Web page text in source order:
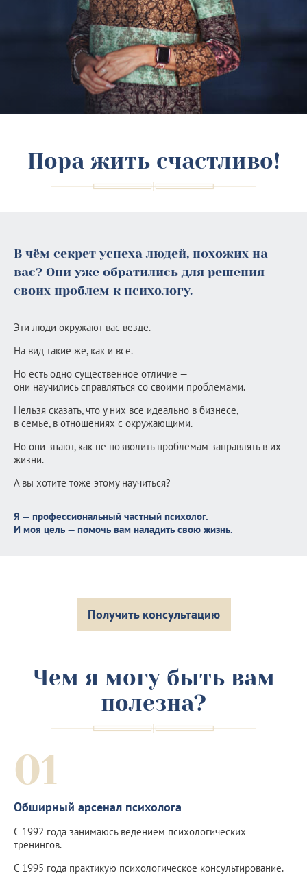
Пора жить счастливо!
В чём секрет успеха людей, похожих на
вас? Они уже обратились для решения
своих проблем к психологу.
Эти люди окружают вас везде.
На вид такие же, как и все.
Но есть одно существенное отличие —
они научились справляться со своими проблемами.
Нельзя сказать, что у них все идеально в бизнесе,
в семье, в отношениях с окружающими.
Но они знают, как не позволить проблемам заправлять в их
жизни.
А вы хотите тоже этому научиться?
Я — профессиональный частный психолог.
И моя цель — помочь вам наладить свою жизнь.
Получить консультацию
Чем я могу быть вам
полезна?
01
Обширный арсенал психолога
С 1992 года занимаюсь ведением психологических
тренингов.
С 1995 года практикую психологическое консультирование.